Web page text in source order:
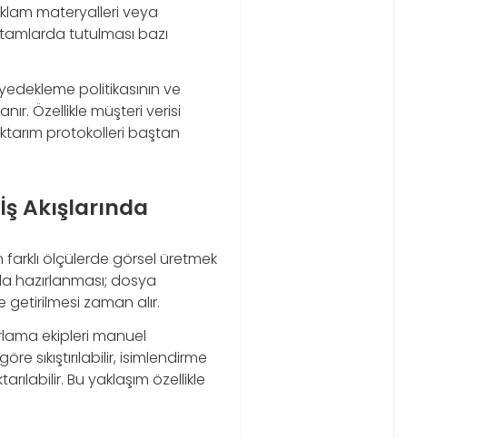
materyalleri veya
tutulması bazı
politikasının ve
Özellikle müşteri verisi
protokolleri baştan
Akışlarında
ölçülerde görsel üretmek
hazırlanması; dosya
zaman alır.
ekipleri manuel
sıkıştırılabilir, isimlendirme
Bu yaklaşım özellikle